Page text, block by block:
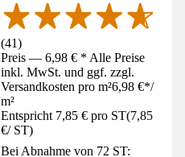
(41)
Preis — 6,98 € * Alle Preise
inkl. MwSt. und ggf. zzgl.
Versandkosten pro m²6,98 €*/
m²
Entspricht 7,85 € pro ST(7,85
€/ ST)
Bei Abnahme von 72 ST: